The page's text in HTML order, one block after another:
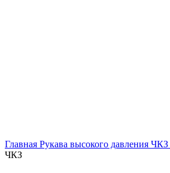
Главная Рукава высокого давления ЧКЗ
ЧКЗ